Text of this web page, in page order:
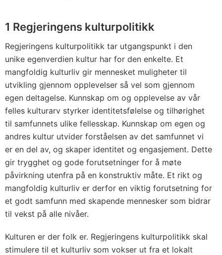
1 Regjeringens kulturpolitikk
Regjeringens kulturpolitikk tar utgangspunkt i den
unike egenverdien kultur har for den enkelte. Et
mangfoldig kulturliv gir mennesket muligheter til
utvikling gjennom opplevelser så vel som gjennom
egen deltagelse. Kunnskap om og opplevelse av vår
felles kulturarv styrker identitetsfølelse og tilhørighet
til samfunnets ulike fellesskap. Kunnskap om egen og
andres kultur utvider forståelsen av det samfunnet vi
er en del av, og skaper identitet og engasjement. Dette
gir trygghet og gode forutsetninger for å møte
påvirkning utenfra på en konstruktiv måte. Et rikt og
mangfoldig kulturliv er derfor en viktig forutsetning for
et godt samfunn med skapende mennesker som bidrar
til vekst på alle nivåer.
Kulturen er der folk er. Regjeringens kulturpolitikk skal
stimulere til et kulturliv som vokser ut fra et lokalt